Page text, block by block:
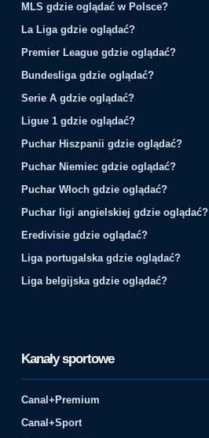
MLS gdzie oglądać w Polsce?
La Liga gdzie oglądać?
Premier League gdzie oglądać?
Bundesliga gdzie oglądać?
Serie A gdzie oglądać?
Ligue 1 gdzie oglądać?
Puchar Hiszpanii gdzie oglądać?
Puchar Niemiec gdzie oglądać?
Puchar Włoch gdzie oglądać?
Puchar ligi angielskiej gdzie oglądać?
Eredivisie gdzie oglądać?
Liga portugalska gdzie oglądać?
Liga belgijska gdzie oglądać?
Kanały sportowe
Canal+Premium
Canal+Sport